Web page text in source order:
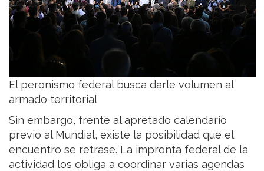
El peronismo federal busca darle volumen al
armado territorial
Sin embargo, frente al apretado calendario
previo al Mundial, existe la posibilidad que el
encuentro se retrase. La impronta federal de la
actividad los obliga a coordinar varias agendas